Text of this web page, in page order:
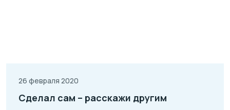
26 февраля 2020
Сделал сам – расскажи другим